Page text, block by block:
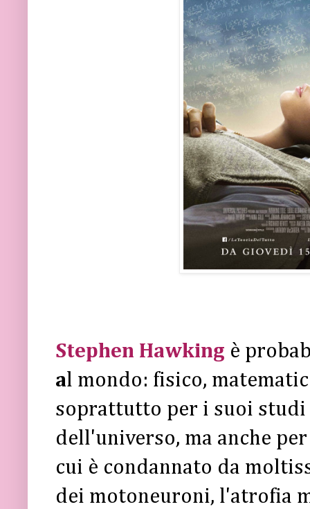
Stephen Hawking è
al mondo: fisico,
soprattutto per i suoi
dell'universo, ma anche
cui è condannato da
dei motoneuroni, l'atrofia